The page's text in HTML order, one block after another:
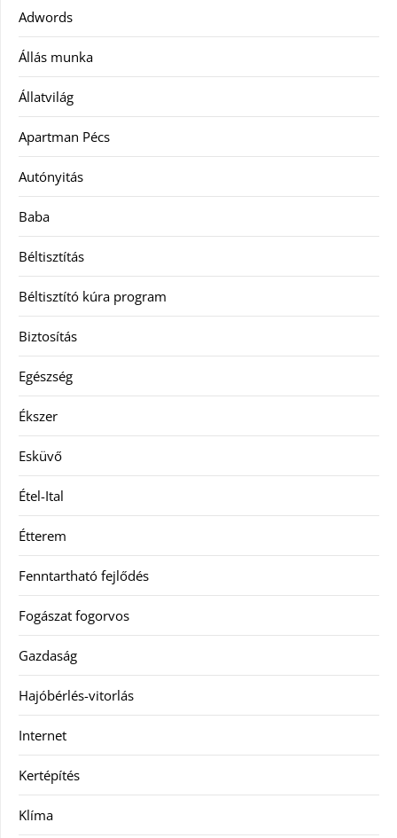
Adwords
Állás munka
Állatvilág
Apartman Pécs
Autónyitás
Baba
Béltisztítás
Béltisztító kúra program
Biztosítás
Egészség
Ékszer
Esküvő
Étel-Ital
Étterem
Fenntartható fejlődés
Fogászat fogorvos
Gazdaság
Hajóbérlés-vitorlás
Internet
Kertépítés
Klíma